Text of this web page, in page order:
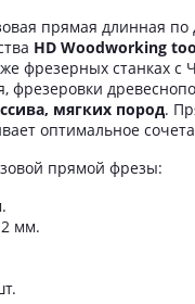
прямая длинная по
HD Woodworking
фрезерных станках
фрезеровки
мягких пород.
оптимальное
прямой фрезы:
мм.